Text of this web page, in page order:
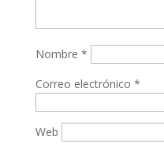
Nombre *
Correo electrónico *
Web